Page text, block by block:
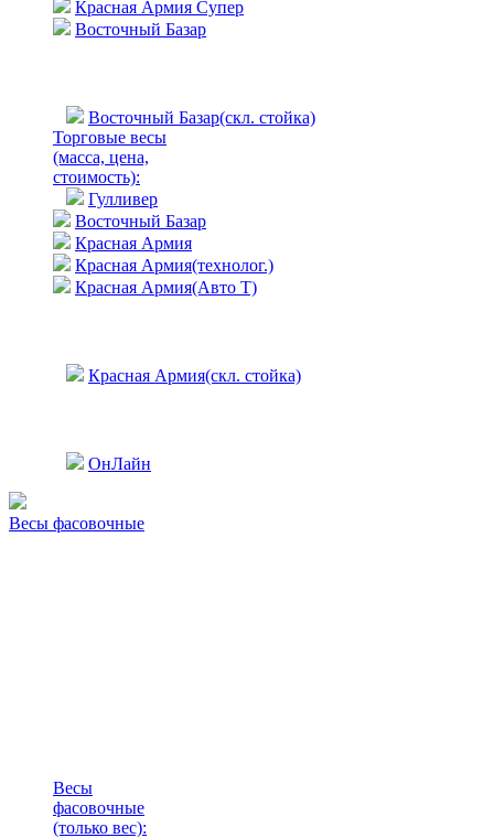
Красная Армия Супер
Восточный Базар
Восточный Базар(скл. стойка)
Торговые весы
(масса, цена,
стоимость):
Гулливер
Восточный Базар
Красная Армия
Красная Армия(технолог.)
Красная Армия(Авто Т)
Красная Армия(скл. стойка)
ОнЛайн
Весы фасовочные
Весы
фасовочные
(только вес):